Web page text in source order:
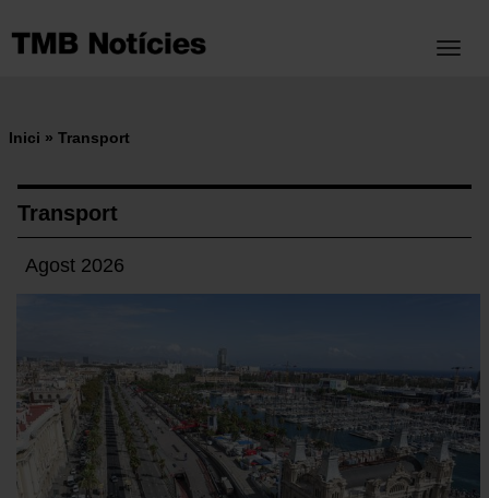
contingut
d'ariadna
Inici Transport
Transport
Agost 2026